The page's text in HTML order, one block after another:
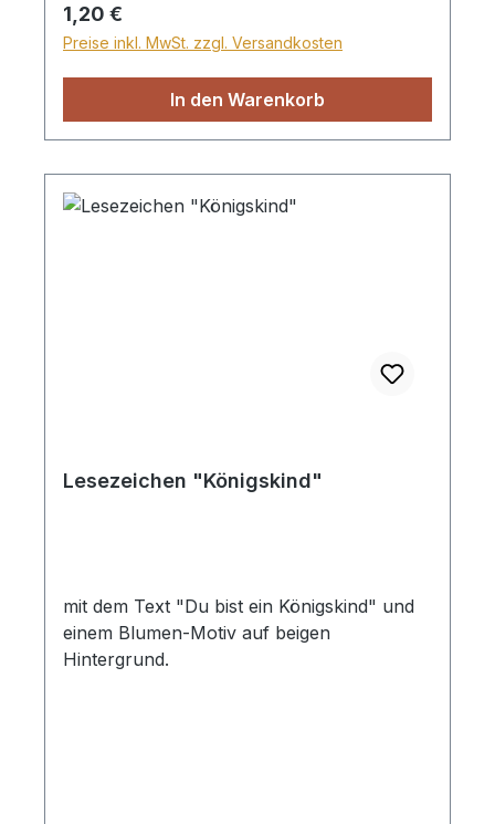
Regulärer Preis:
1,20 €
Preise inkl. MwSt. zzgl. Versandkosten
In den Warenkorb
Lesezeichen "Königskind"
mit dem Text "Du bist ein Königskind" und
einem Blumen-Motiv auf beigen
Hintergrund.